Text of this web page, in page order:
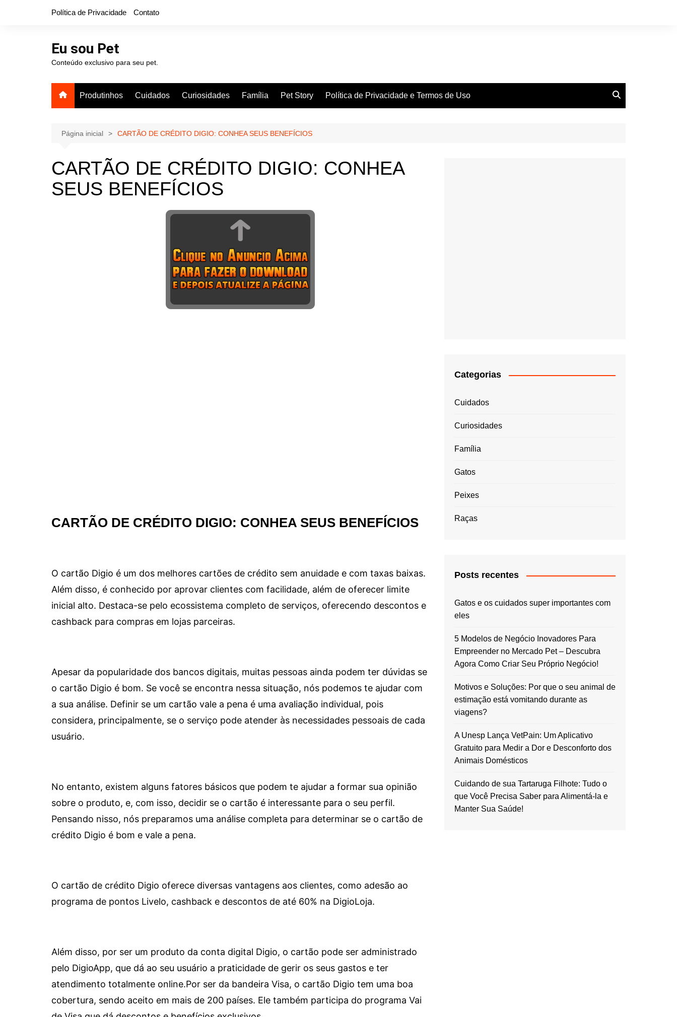
Política de Privacidade Contato
Eu sou Pet
Conteúdo exclusivo para seu pet.
Produtinhos Cuidados Curiosidades Família Pet Story Política de Privacidade e Termos de Uso
Página inicial CARTÃO DE CRÉDITO DIGIO: CONHEA SEUS BENEFÍCIOS
CARTÃO DE CRÉDITO DIGIO: CONHEA
SEUS BENEFÍCIOS
CARTÃO DE CRÉDITO DIGIO: CONHEA SEUS BENEFÍCIOS
O cartão Digio é um dos melhores cartões de crédito sem anuidade e com taxas baixas.
Além disso, é conhecido por aprovar clientes com facilidade, além de oferecer limite
inicial alto. Destaca-se pelo ecossistema completo de serviços, oferecendo descontos e
cashback para compras em lojas parceiras.
Apesar da popularidade dos bancos digitais, muitas pessoas ainda podem ter dúvidas se
o cartão Digio é bom. Se você se encontra nessa situação, nós podemos te ajudar com
a sua análise. Definir se um cartão vale a pena é uma avaliação individual, pois
considera, principalmente, se o serviço pode atender às necessidades pessoais de cada
usuário.
No entanto, existem alguns fatores básicos que podem te ajudar a formar sua opinião
sobre o produto, e, com isso, decidir se o cartão é interessante para o seu perfil.
Pensando nisso, nós preparamos uma análise completa para determinar se o cartão de
crédito Digio é bom e vale a pena.
O cartão de crédito Digio oferece diversas vantagens aos clientes, como adesão ao
programa de pontos Livelo, cashback e descontos de até 60% na DigioLoja.
Além disso, por ser um produto da conta digital Digio, o cartão pode ser administrado
pelo DigioApp, que dá ao seu usuário a praticidade de gerir os seus gastos e ter
atendimento totalmente online.Por ser da bandeira Visa, o cartão Digio tem uma boa
cobertura, sendo aceito em mais de 200 países. Ele também participa do programa Vai
Categorias
Cuidados
Curiosidades
Família
Gatos
Peixes
Raças
Posts recentes
Gatos e os cuidados super importantes com
eles
5 Modelos de Negócio Inovadores Para
Empreender no Mercado Pet – Descubra
Agora Como Criar Seu Próprio Negócio!
Motivos e Soluções: Por que o seu animal de
estimação está vomitando durante as
viagens?
A Unesp Lança VetPain: Um Aplicativo
Gratuito para Medir a Dor e Desconforto dos
Animais Domésticos
Cuidando de sua Tartaruga Filhote: Tudo o
que Você Precisa Saber para Alimentá-la e
Manter Sua Saúde!